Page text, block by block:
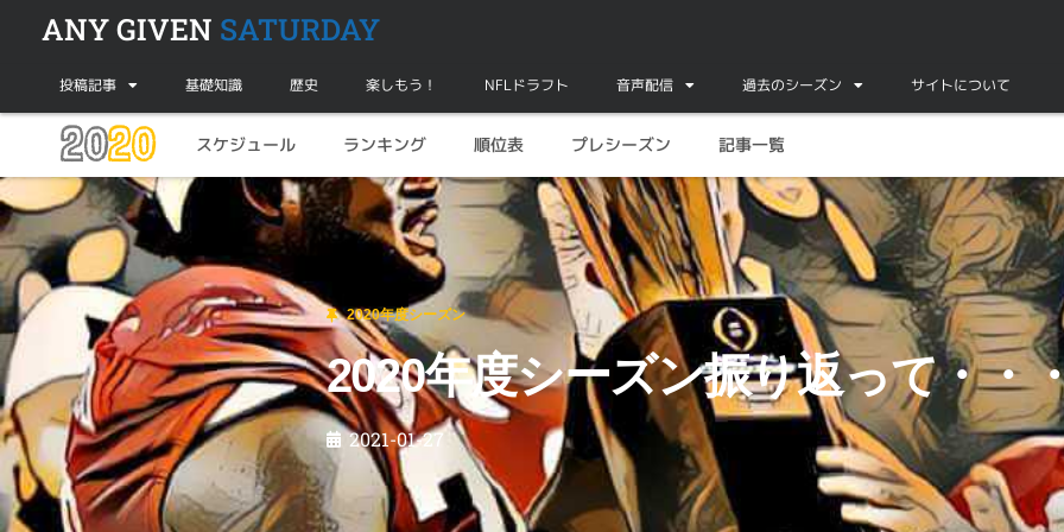
ANY GIVEN SATURDAY
投稿記事 基礎知識 歴史 楽しもう！ NFLドラフト 音声配信 過去のシーズン サイトについて
2020 スケジュール ランキング 順位表 プレシーズン 記事一覧
2020年度シーズン
2020年度シーズン振り返って・・・
2020年度シーズン
2020年度シーズン振り返って・・
2021-01-27